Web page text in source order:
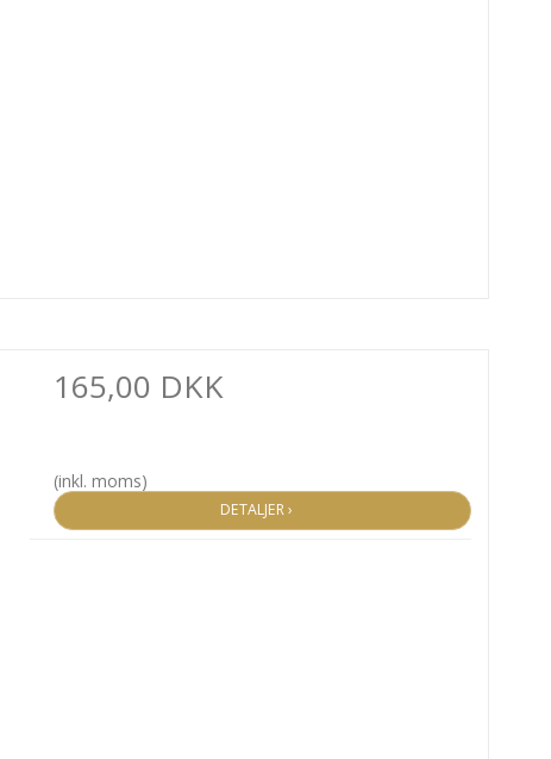
165,00 DKK
(inkl. moms)
DETALJER ›